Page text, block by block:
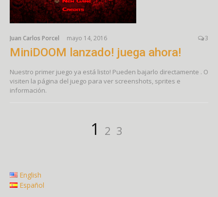
Juan Carlos Porcel mayo 14, 2016 3
MiniDOOM lanzado! juega ahora!
Nuestro primer juego ya está listo! Pueden bajarlo directamente . O
visiten la página del juego para ver screenshots, sprites e
información.
Página
1 Página
2 Página
3
English
Español